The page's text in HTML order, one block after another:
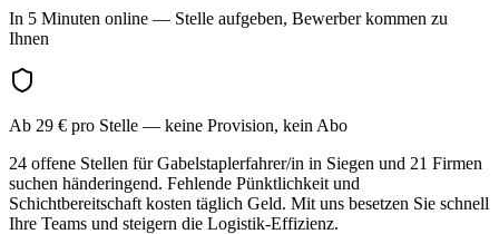
In 5 Minuten online — Stelle aufgeben, Bewerber kommen zu
Ihnen
Ab 29 € pro Stelle — keine Provision, kein Abo
24 offene Stellen für Gabelstaplerfahrer/in in Siegen und 21 Firmen
suchen händeringend. Fehlende Pünktlichkeit und
Schichtbereitschaft kosten täglich Geld. Mit uns besetzen Sie schnell
Ihre Teams und steigern die Logistik-Effizienz.